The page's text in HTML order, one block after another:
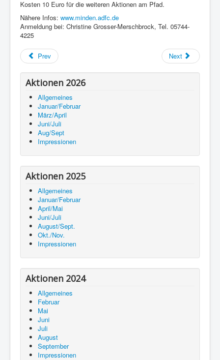
Kosten 10 Euro für die weiteren Aktionen am Pfad.
Nähere Infos: www.minden.adfc.de
Anmeldung bei: Christine Grosser-Merschbrock, Tel. 05744-
4225
Prev Next
Aktionen 2026
Allgemeines
Januar/Februar
März/April
Juni/Juli
Aug/Sept
Impressionen
Aktionen 2025
Allgemeines
Januar/Februar
April/Mai
Juni/Juli
August/Sept.
Okt./Nov.
Impressionen
Aktionen 2024
Allgemeines
Februar
Mai
Juni
Juli
August
September
Impressionen